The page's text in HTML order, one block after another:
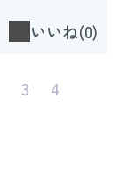
いいね(0)
3 4